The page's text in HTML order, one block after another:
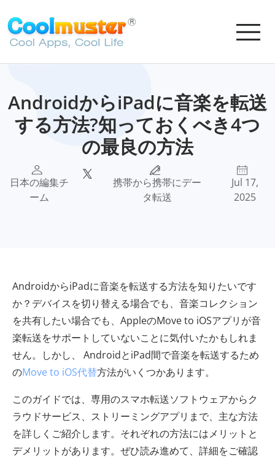
AndroidからiPadに音楽を転送
する方法?知っておくべき4つ
の最良の方法
日本の編集チ
ーム
携帯から携帯にデー
タ転送
Jul 17,
2025
AndroidからiPadに音楽を転送する方法を知りたいです
か？デバイスを切り替える場合でも、音楽コレクション
を共有したい場合でも、AppleのMove to iOSアプリが音
楽転送をサポートしていないことに気付いたかもしれま
せん。しかし、 AndroidとiPad間で音楽を転送するため
のMove to iOS代替方法がいくつかあります。
このガイドでは、専用のスマホ転送ソフトウェアからク
ラウドサービス、ストリーミングアプリまで、主な方法
を詳しくご紹介します。それぞれの方法にはメリットと
デメリットがあります。ぜひ読み進めて、詳細をご確認